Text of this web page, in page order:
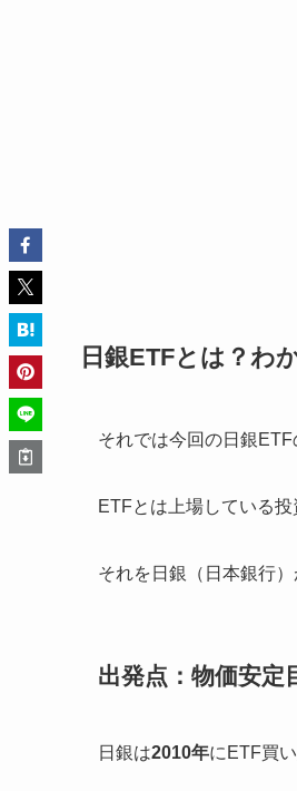
日銀ETFとは？わ
それでは今回の日銀ETF
ETFとは上場している投
それを日銀（日本銀行
出発点：物価安定
日銀は2010年にETF買